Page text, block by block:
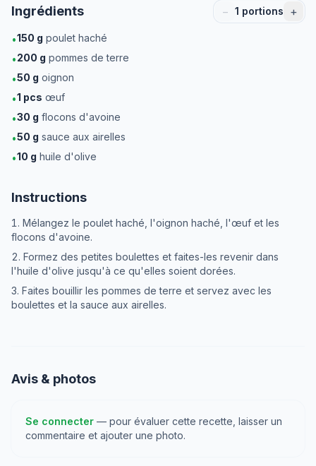
Ingrédients − 1 portions +
•150 g poulet haché
•200 g pommes de terre
•50 g oignon
•1 pcs œuf
•30 g flocons d'avoine
•50 g sauce aux airelles
•10 g huile d'olive
Instructions
Mélangez le poulet haché, l'oignon haché, l'œuf et les
flocons d'avoine.
Formez des petites boulettes et faites-les revenir dans
l'huile d'olive jusqu'à ce qu'elles soient dorées.
Faites bouillir les pommes de terre et servez avec les
boulettes et la sauce aux airelles.
Avis & photos
Se connecter — pour évaluer cette recette, laisser un
commentaire et ajouter une photo.